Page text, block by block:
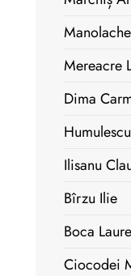
Mereacre
Dima
Ilisanu
Bîrzu Ilie
Boca
Ciocodei